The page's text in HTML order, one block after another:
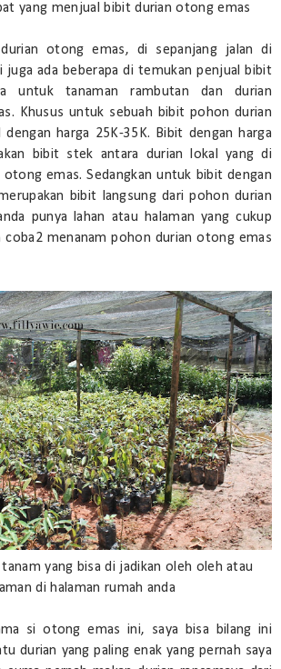
yang menjual bibit durian otong emas
otong emas, di sepanjang jalan di
juga ada beberapa di temukan penjual bibit
untuk tanaman rambutan dan durian
Khusus untuk sebuah bibit pohon durian
harga 25K-35K. Bibit dengan harga
bibit stek antara durian lokal yang di
emas. Sedangkan untuk bibit dengan
bibit langsung dari pohon durian
punya lahan atau halaman yang cukup
coba2 menanam pohon durian otong emas
yang bisa di jadikan oleh oleh atau
di halaman rumah anda
si otong emas ini, saya bisa bilang ini
durian yang paling enak yang pernah saya